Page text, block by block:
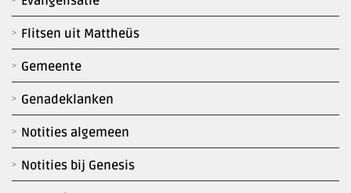
Flitsen uit Mattheüs
Gemeente
Genadeklanken
Notities algemeen
Notities bij Genesis